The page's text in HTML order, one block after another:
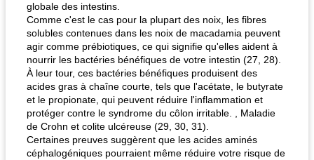
globale des intestins.
Comme c'est le cas pour la plupart des noix, les fibres
solubles contenues dans les noix de macadamia peuvent
agir comme prébiotiques, ce qui signifie qu'elles aident à
nourrir les bactéries bénéfiques de votre intestin (27, 28).
À leur tour, ces bactéries bénéfiques produisent des
acides gras à chaîne courte, tels que l'acétate, le butyrate
et le propionate, qui peuvent réduire l'inflammation et
protéger contre le syndrome du côlon irritable. , Maladie
de Crohn et colite ulcéreuse (29, 30, 31).
Certaines preuves suggèrent que les acides aminés
céphalogéniques pourraient même réduire votre risque de